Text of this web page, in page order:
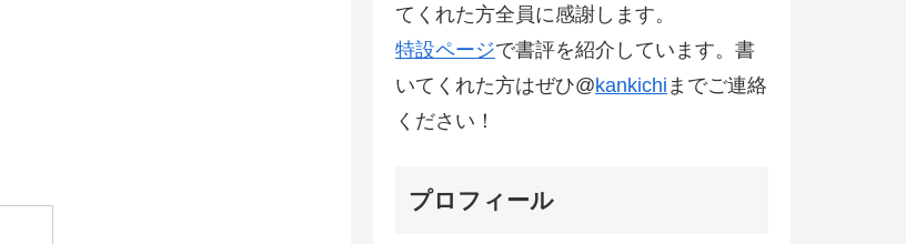
てくれた方全員に感謝します。
特設ページで書評を紹介しています。書
いてくれた方はぜひ@kankichi までご連絡
ください！
プロフィール